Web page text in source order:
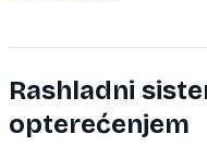
Rashladni
opterećenjem